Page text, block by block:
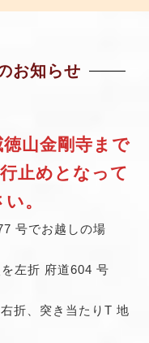
お知らせ
⼭⾦剛寺まで
⽌めとなって
。
号でお越しの場
左折 府道604 号
折、突き当たりT 地